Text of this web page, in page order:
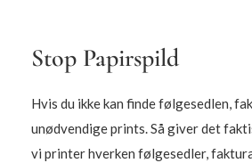
Stop Papirspild
Hvis du ikke kan finde følgesedlen,
unødvendige prints. Så giver det
vi printer hverken følgesedler,